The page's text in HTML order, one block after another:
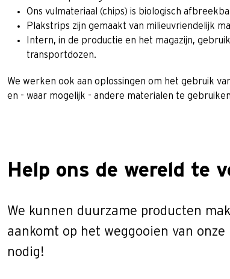
Ons vulmateriaal (chips) is biologisch
Plakstrips zijn gemaakt van milieuvriendelijk
Intern, in de productie en het magazijn,
transportdozen.
We werken ook aan oplossingen om het gebruik
en - waar mogelijk - andere materialen te
Help ons de wereld te
We kunnen duurzame producten
aankomt op het weggooien van
nodig!